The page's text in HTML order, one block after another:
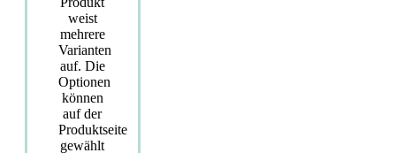
weist
mehrere
Varianten
auf. Die
Optionen
können
auf der
Produktseite
gewählt